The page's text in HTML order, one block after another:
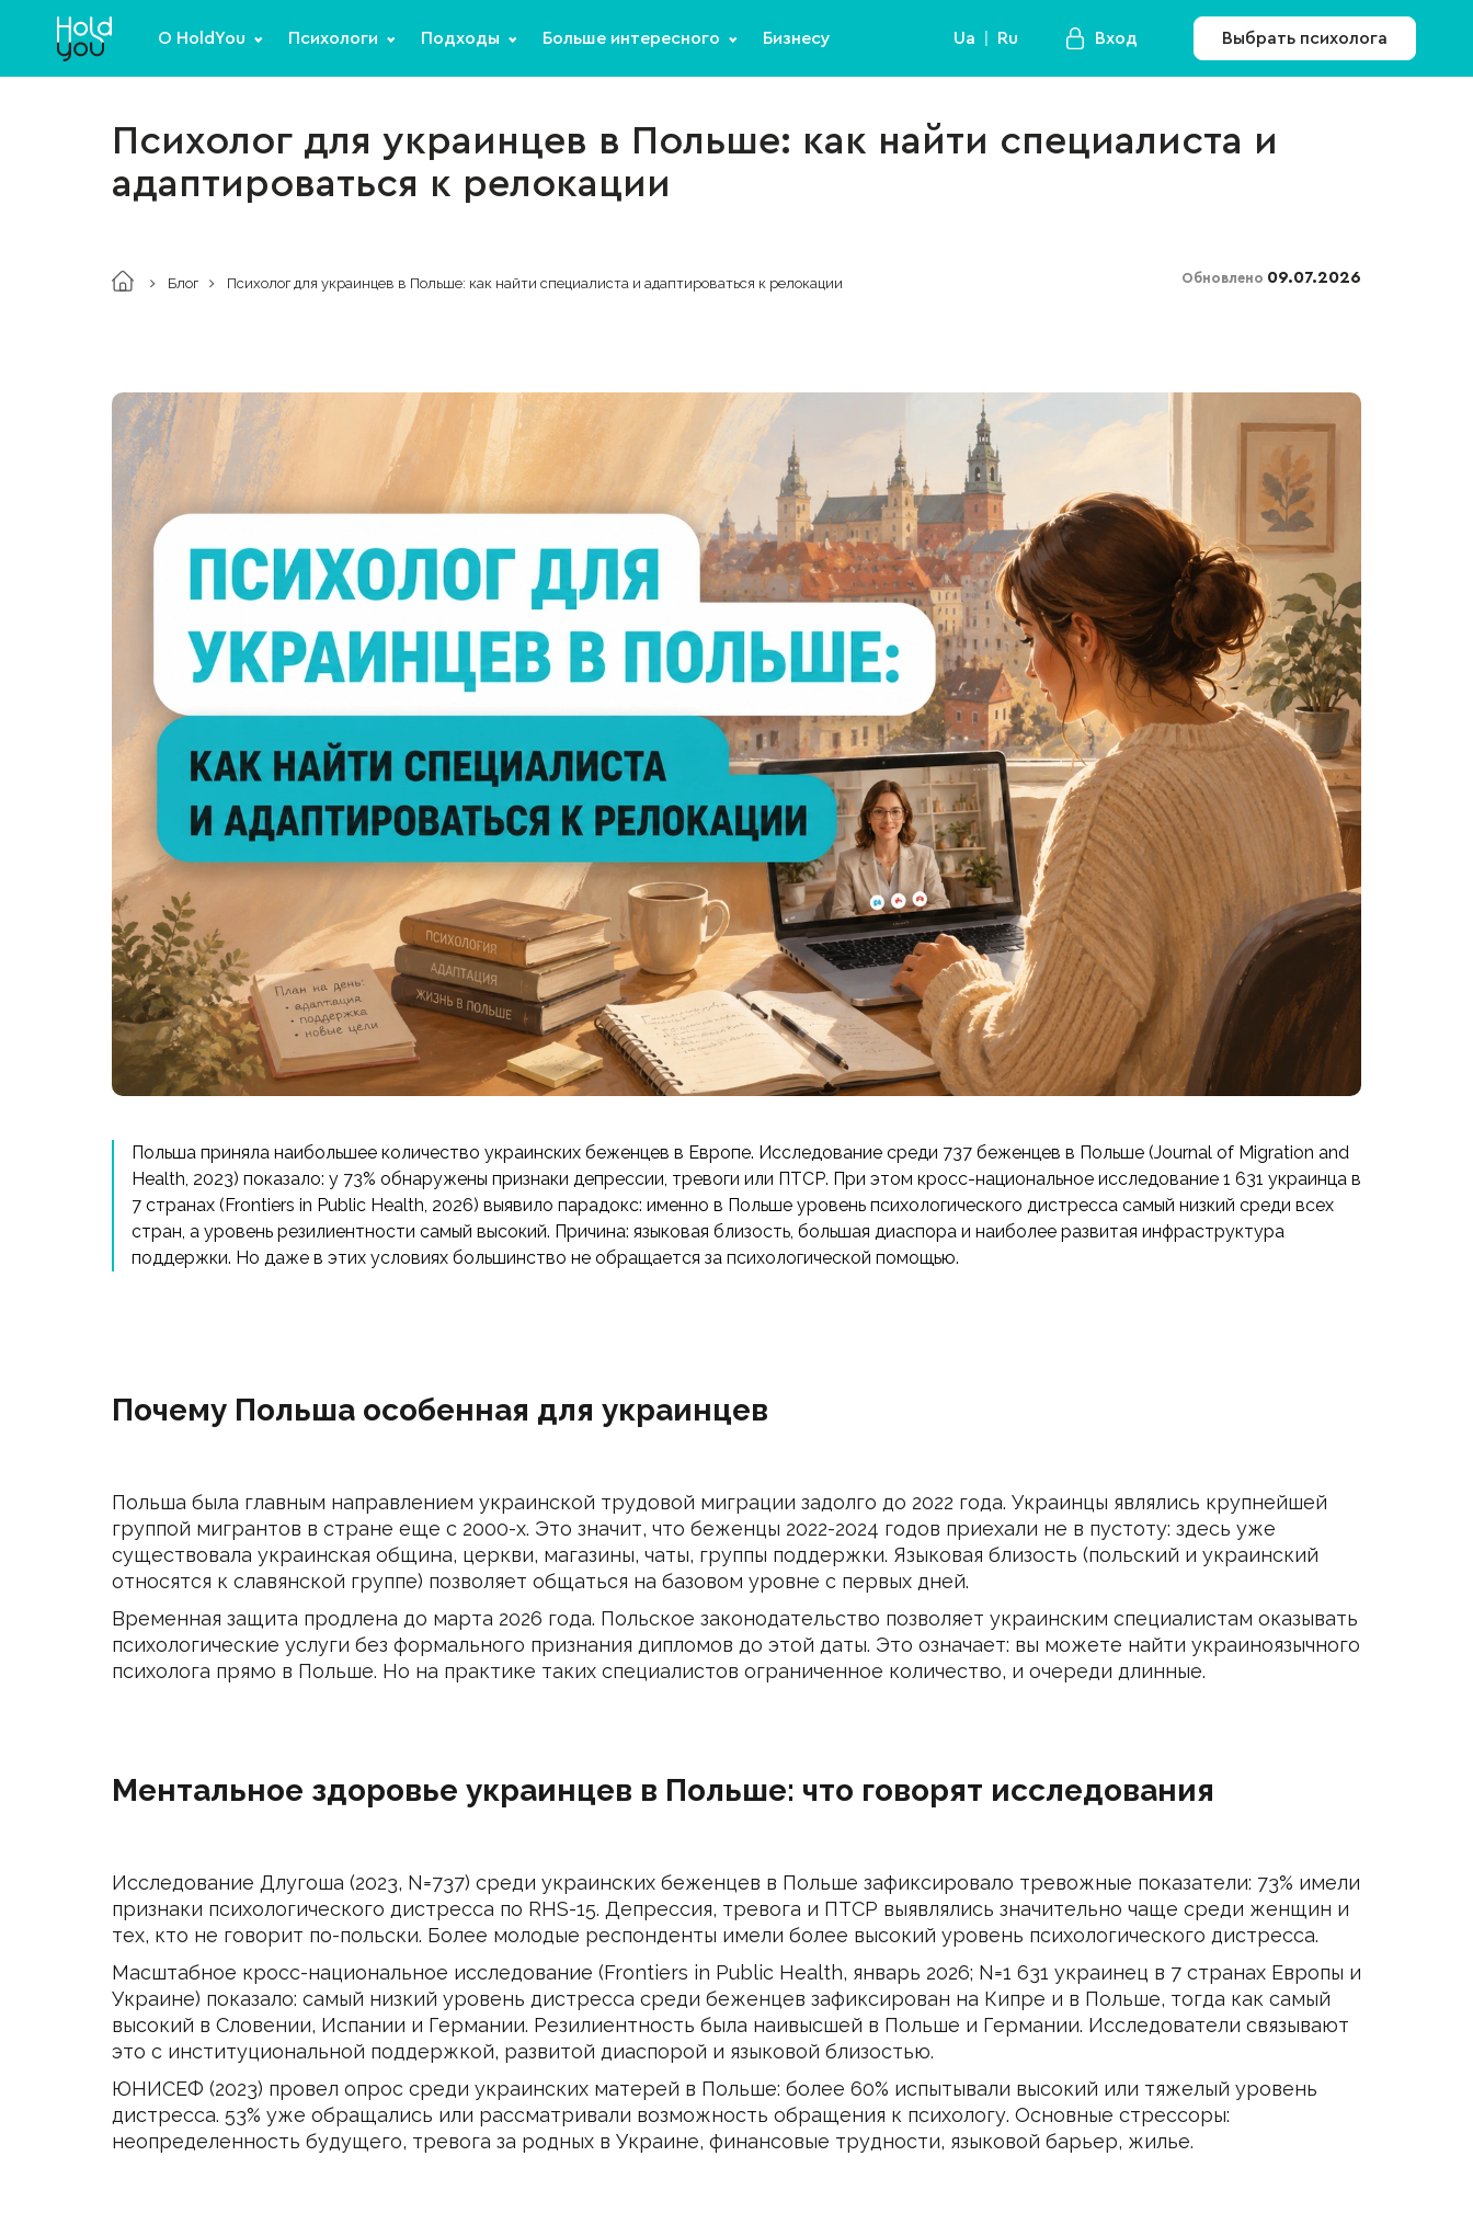
О HoldYou Психологи Подходы Больше интересного Бизнесу Ua Ru Вход Выбрать психолога
Психолог для украинцев в Польше: как найти специалиста и
адаптироваться к релокации
Блог Психолог для украинцев в Польше: как найти специалиста и адаптироваться к релокации Обновлено 09.07.2026
Польша приняла наибольшее количество украинских беженцев в Европе. Исследование среди 737 беженцев в Польше (Journal of Migration and
Health, 2023) показало: у 73% обнаружены признаки депрессии, тревоги или ПТСР. При этом кросс-национальное исследование 1 631 украинца в
7 странах (Frontiers in Public Health, 2026) выявило парадокс: именно в Польше уровень психологического дистресса самый низкий среди всех
стран, а уровень резилиентности самый высокий. Причина: языковая близость, большая диаспора и наиболее развитая инфраструктура
поддержки. Но даже в этих условиях большинство не обращается за психологической помощью.
Почему Польша особенная для украинцев
Польша была главным направлением украинской трудовой миграции задолго до 2022 года. Украинцы являлись крупнейшей
группой мигрантов в стране еще с 2000-х. Это значит, что беженцы 2022-2024 годов приехали не в пустоту: здесь уже
существовала украинская община, церкви, магазины, чаты, группы поддержки. Языковая близость (польский и украинский
относятся к славянской группе) позволяет общаться на базовом уровне с первых дней.
Временная защита продлена до марта 2026 года. Польское законодательство позволяет украинским специалистам оказывать
психологические услуги без формального признания дипломов до этой даты. Это означает: вы можете найти украиноязычного
психолога прямо в Польше. Но на практике таких специалистов ограниченное количество, и очереди длинные.
Ментальное здоровье украинцев в Польше: что говорят исследования
Исследование Длугоша (2023, N=737) среди украинских беженцев в Польше зафиксировало тревожные показатели: 73% имели
признаки психологического дистресса по RHS-15. Депрессия, тревога и ПТСР выявлялись значительно чаще среди женщин и
тех, кто не говорит по-польски. Более молодые респонденты имели более высокий уровень психологического дистресса.
Масштабное кросс-национальное исследование (Frontiers in Public Health, январь 2026; N=1 631 украинец в 7 странах Европы и
Украине) показало: самый низкий уровень дистресса среди беженцев зафиксирован на Кипре и в Польше, тогда как самый
высокий в Словении, Испании и Германии. Резилиентность была наивысшей в Польше и Германии. Исследователи связывают
это с институциональной поддержкой, развитой диаспорой и языковой близостью.
ЮНИСЕФ (2023) провел опрос среди украинских матерей в Польше: более 60% испытывали высокий или тяжелый уровень
дистресса. 53% уже обращались или рассматривали возможность обращения к психологу. Основные стрессоры:
неопределенность будущего, тревога за родных в Украине, финансовые трудности, языковой барьер, жилье.